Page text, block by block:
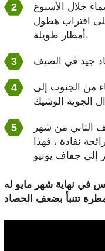
خلال الأسبوع
اقتراب هطول
أمطار طويلة.
من الجنوب إلى
الثاني من شهر
نفاذة ، فهذا
في نهاية شهر مايو له